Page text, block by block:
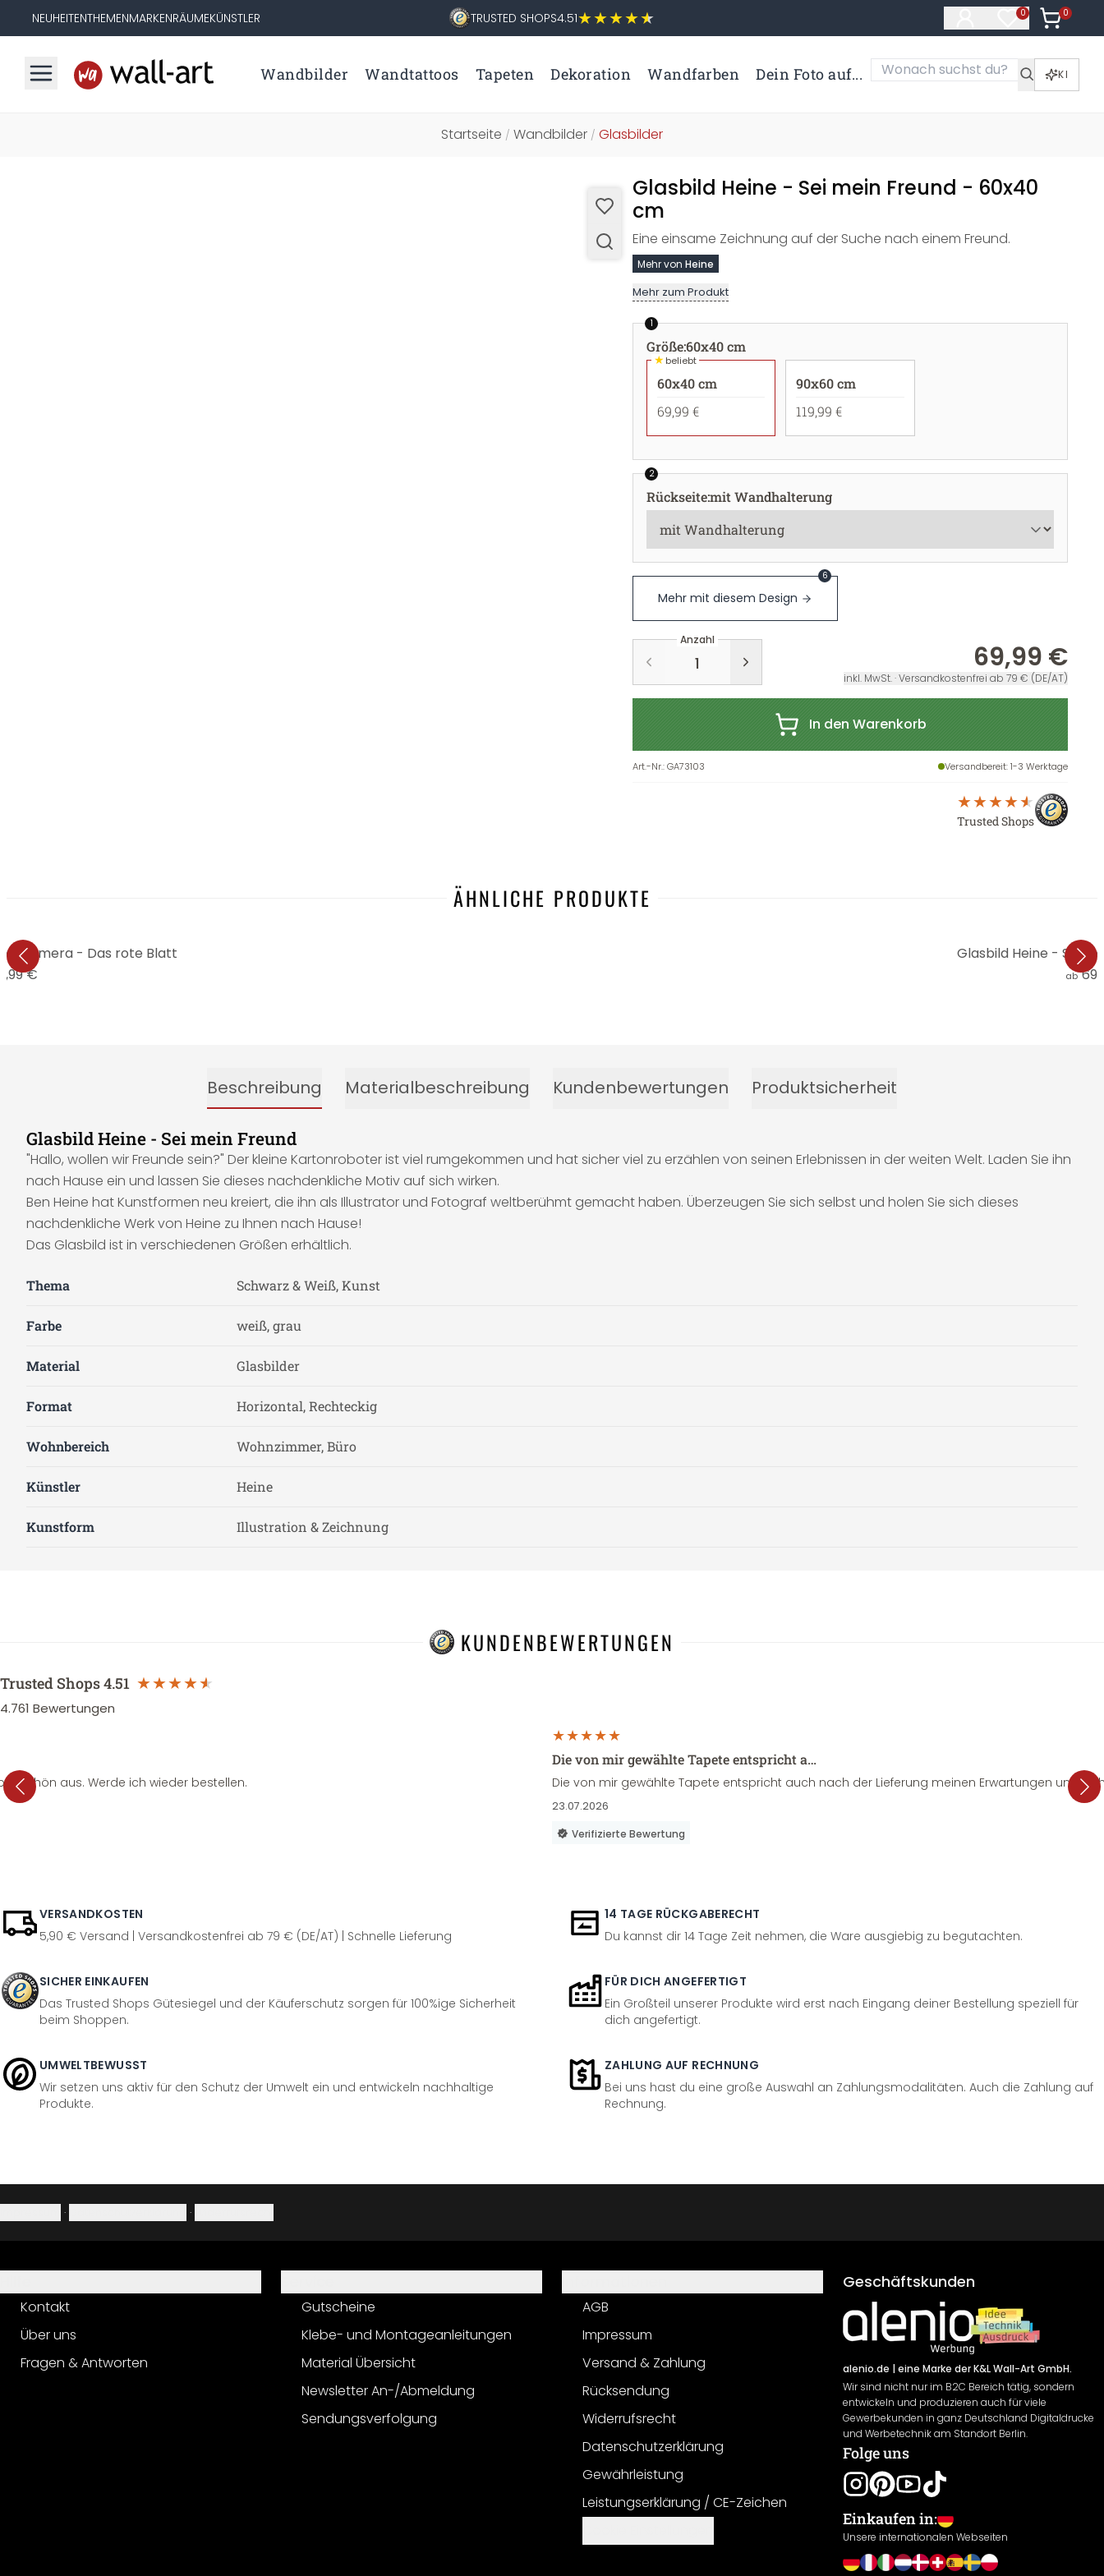
NEUHEITENTHEMENMARKENRÄUMEKÜNSTLER TRUSTED SHOPS4.51 0
Artikel im
0
Artikel
Wandbilder Wandtattoos Tapeten Dekoration Wandfarben Dein Foto auf... KI
Startseite / Wandbilder / Glasbilder
Glasbild Heine - Sei mein Freund - 60x40
cm
Eine einsame Zeichnung auf der Suche nach einem Freund.
Mehr von Heine
Mehr zum Produkt
1
Größe:60x40 cm
★beliebt
60x40 cm
69,99 €
90x60 cm
119,99 €
2
Rückseite:mit Wandhalterung
Mehr mit diesem Design
6
Anzahl
69,99 €
inkl. MwSt. · Versandkostenfrei ab 79 € (DE/AT)
In den Warenkorb
Art.-Nr.:GA73103 Versandbereit: 1-3 Werktage
Trusted Shops
ÄHNLICHE PRODUKTE
Kamera - Das rote Blatt
€
Glasbild Heine - Stift
ab
Beschreibung Materialbeschreibung Kundenbewertungen Produktsicherheit
Glasbild Heine - Sei mein Freund
"Hallo, wollen wir Freunde sein?" Der kleine Kartonroboter ist viel rumgekommen und hat sicher viel zu erzählen von seinen Erlebnissen in der weiten Welt. Laden Sie ihn
nach Hause ein und lassen Sie dieses nachdenkliche Motiv auf sich wirken.
Ben Heine hat Kunstformen neu kreiert, die ihn als Illustrator und Fotograf weltberühmt gemacht haben. Überzeugen Sie sich selbst und holen Sie sich dieses
nachdenkliche Werk von Heine zu Ihnen nach Hause!
Das Glasbild ist in verschiedenen Größen erhältlich.
Thema Schwarz & Weiß, Kunst
Farbe weiß, grau
Material Glasbilder
Format Horizontal, Rechteckig
Wohnbereich Wohnzimmer, Büro
Künstler Heine
Kunstform Illustration & Zeichnung
KUNDENBEWERTUNGEN
Trusted Shops4.51
4.761 Bewertungen
schön aus. Werde ich wieder bestellen.
Die von mir gewählte Tapete entspricht a…
Die von mir gewählte Tapete entspricht auch nach der Lieferung meinen Erwartungen und
23.07.2026
Verifizierte Bewertung
VERSANDKOSTEN
5,90 € Versand | Versandkostenfrei ab 79 € (DE/AT) | Schnelle Lieferung
14 TAGE RÜCKGABERECHT
Du kannst dir 14 Tage Zeit nehmen, die Ware ausgiebig zu begutachten.
SICHER EINKAUFEN
Das Trusted Shops Gütesiegel und der Käuferschutz sorgen für 100%ige Sicherheit
beim Shoppen.
FÜR DICH ANGEFERTIGT
Ein Großteil unserer Produkte wird erst nach Eingang deiner Bestellung speziell für
dich angefertigt.
UMWELTBEWUSST
Wir setzen uns aktiv für den Schutz der Umwelt ein und entwickeln nachhaltige
Produkte.
ZAHLUNG AUF RECHNUNG
Bei uns hast du eine große Auswahl an Zahlungsmodalitäten. Auch die Zahlung auf
Rechnung.
· ·
Kontakt
Über uns
Fragen & Antworten
Gutscheine
Klebe- und Montageanleitungen
Material Übersicht
Newsletter An-/Abmeldung
Sendungsverfolgung
AGB
Impressum
Versand & Zahlung
Rücksendung
Widerrufsrecht
Datenschutzerklärung
Gewährleistung
Leistungserklärung / CE-Zeichen
Geschäftskunden
alenio.de | eine Marke der K&L Wall-Art GmbH.
Wir sind nicht nur im B2C Bereich tätig, sondern
entwickeln und produzieren auch für viele
Gewerbekunden in ganz Deutschland Digitaldrucke
und Werbetechnik am Standort Berlin.
Folge uns
Einkaufen in:
Unsere internationalen Webseiten